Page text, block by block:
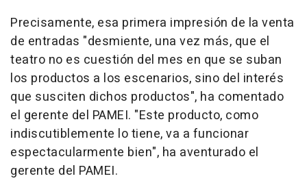
Precisamente, esa primera impresión de la venta
de entradas "desmiente, una vez más, que el
teatro no es cuestión del mes en que se suban
los productos a los escenarios, sino del interés
que susciten dichos productos", ha comentado
el gerente del PAMEI. "Este producto, como
indiscutiblemente lo tiene, va a funcionar
espectacularmente bien", ha aventurado el
gerente del PAMEI.